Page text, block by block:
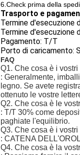
6.Check prima della
Trasporto e
Termine d'esecuzione
Termine d'esecuzione
Pagamento: T/T
Porto di caricamento:
FAQ
Q1. Che cosa è i
: Generalmente,
legno. Se avete
ottenuto le vostre
Q2. Che cosa è le
: T/T 30% come
paghiate l'equilibrio.
Q3. Che cosa è i
: CATENA
Q4. Che cosa è la